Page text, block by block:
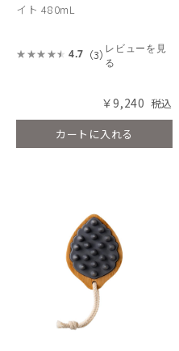
イト 480mL
4.7 （3） レビューを見
る
￥9,240
カートに入れる